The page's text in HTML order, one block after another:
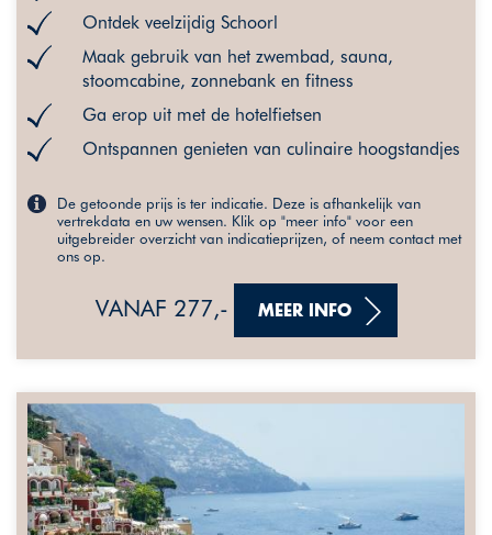
Ontdek veelzijdig Schoorl
Maak gebruik van het zwembad, sauna,
stoomcabine, zonnebank en fitness
Ga erop uit met de hotelfietsen
Ontspannen genieten van culinaire hoogstandjes
De getoonde prijs is ter indicatie. Deze is afhankelijk van
vertrekdata en uw wensen. Klik op "meer info" voor een
uitgebreider overzicht van indicatieprijzen, of neem contact met
ons op.
VANAF 277,- MEER INFO